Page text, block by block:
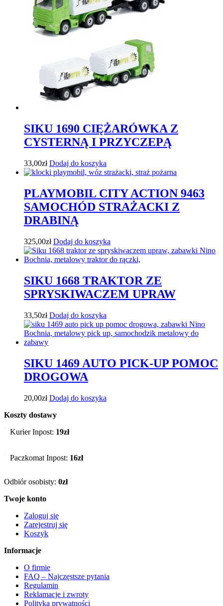
SIKU 1690 CIĘŻARÓWKA Z
CYSTERNĄ I PRZYCZEPĄ
33,00zł Dodaj do koszyka
PLAYMOBIL CITY ACTION 9463
SAMOCHÓD STRAŻACKI Z
DRABINĄ
325,00zł Dodaj do koszyka
SIKU 1668 TRAKTOR ZE
SPRYSKIWACZEM UPRAW
33,50zł Dodaj do koszyka
SIKU 1469 AUTO PICK-UP POMOC
DROGOWA
20,00zł Dodaj do koszyka
Koszty dostawy
Kurier Inpost: 19zł
Paczkomat Inpost: 16zł
Odbiór osobisty: 0zł
Twoje konto
Zaloguj się
Zarejestruj się
Koszyk
Informacje
O firmie
FAQ – Najczęstsze pytania
Regulamin
Reklamacje i zwroty
Polityka prywatności